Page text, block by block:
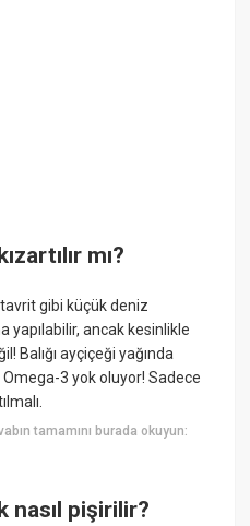
mı?
gibi küçük deniz
yapılabilir, ancak kesinlikle
Balığı ayçiçeği yağında
Omega-3 yok oluyor! Sadece
tamamını burada okuyun:
nasıl pişirilir?